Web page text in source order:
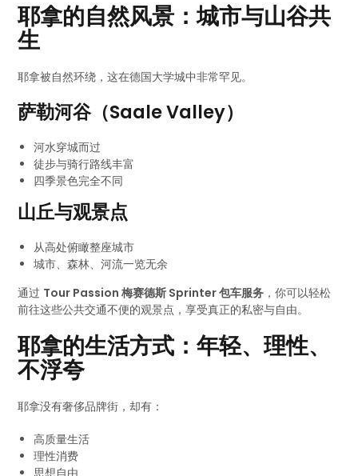
耶拿的自然风景：城市与山谷共
生
耶拿被自然环绕，这在德国大学城中非常罕见。
萨勒河谷（Saale Valley）
河水穿城而过
徒步与骑行路线丰富
四季景色完全不同
山丘与观景点
从高处俯瞰整座城市
城市、森林、河流一览无余
通过 Tour Passion 梅赛德斯 Sprinter 包车服务 ，你可以轻松
前往这些公共交通不便的观景点，享受真正的私密与自由。
耶拿的生活方式：年轻、理性、
不浮夸
耶拿没有奢侈品牌街，却有：
高质量生活
理性消费
思想自由